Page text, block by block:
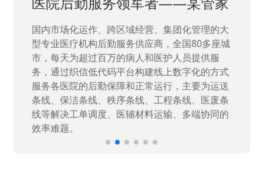
国家“一五”期间156个重点项目之一。属于国家
高新技术企业，在信息化升级建设中，存在大
量“小、散、碎”的信息化需求，需要投入大量人
力资源进行开发，通过引入织信低代码平台，解
决当下遇到的各类业务难题，提升整体的IT研发
效率。